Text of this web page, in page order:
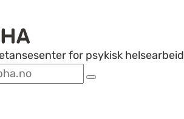
for psykisk helsearbeid